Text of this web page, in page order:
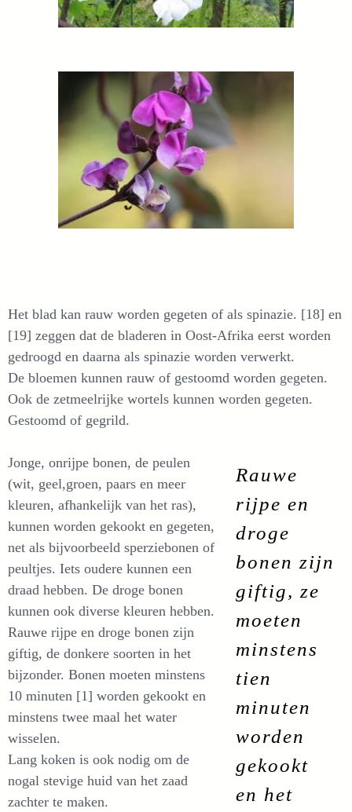
Het blad kan rauw worden gegeten of als spinazie. [18] en
[19] zeggen dat de bladeren in Oost-Afrika eerst worden
gedroogd en daarna als spinazie worden verwerkt.
De bloemen kunnen rauw of gestoomd worden gegeten.
Ook de zetmeelrijke wortels kunnen worden gegeten.
Gestoomd of gegrild.
Rauwe
rijpe en
droge
bonen zijn
giftig, ze
moeten
minstens
tien
minuten
worden
gekookt
en het
Jonge, onrijpe bonen, de peulen
(wit, geel,groen, paars en meer
kleuren, afhankelijk van het ras),
kunnen worden gekookt en gegeten,
net als bijvoorbeeld sperziebonen of
peultjes. Iets oudere kunnen een
draad hebben. De droge bonen
kunnen ook diverse kleuren hebben.
Rauwe rijpe en droge bonen zijn
giftig, de donkere soorten in het
bijzonder. Bonen moeten minstens
10 minuten [1] worden gekookt en
minstens twee maal het water
wisselen.
Lang koken is ook nodig om de
nogal stevige huid van het zaad
zachter te maken.